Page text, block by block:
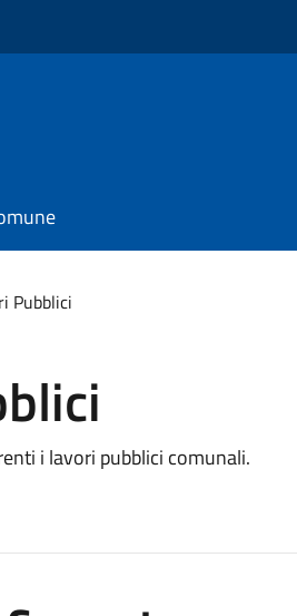
Pubblici
i lavori pubblici comunali.